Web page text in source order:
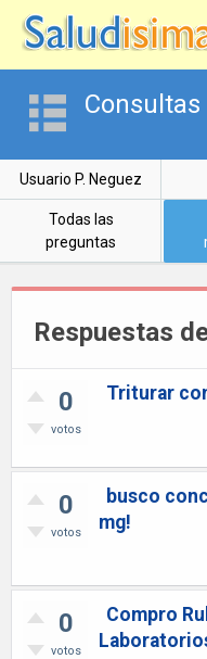
Consultas
Usuario P. Neguez
Todas las
preguntas
Respuestas
0
votos
Triturar
0
votos
busco
mg!
0
votos
Compro